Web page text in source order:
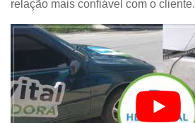
relação mais confiável com o cliente.